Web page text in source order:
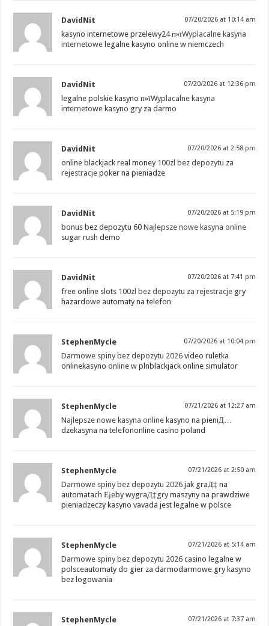
DavidNit 07/20/2026 at 10:14 am
kasyno internetowe przelewy24 п»їWyplacalne kasyna
internetowe legalne kasyno online w niemczech
DavidNit 07/20/2026 at 12:36 pm
legalne polskie kasyno п»їWyplacalne kasyna
internetowe kasyno gry za darmo
DavidNit 07/20/2026 at 2:58 pm
online blackjack real money 100zl bez depozytu za
rejestracje poker na pieniadze
DavidNit 07/20/2026 at 5:19 pm
bonus bez depozytu 60Najlepsze nowe kasyna online
sugar rush demo
DavidNit 07/20/2026 at 7:41 pm
free online slots 100zl bez depozytu za rejestracje gry
hazardowe automaty na telefon
StephenMycle 07/20/2026 at 10:04 pm
Darmowe spiny bez depozytu 2026 video ruletka
onlinekasyno online w plnblackjack online simulator
StephenMycle 07/21/2026 at 12:27 am
Najlepsze nowe kasyna online kasyno na pieniД…
dzekasyna na telefononline casino poland
StephenMycle 07/21/2026 at 2:50 am
Darmowe spiny bez depozytu 2026 jak graД‡ na
automatach Ејeby wygraД‡gry maszyny na prawdziwe
pieniadzeczy kasyno vavada jest legalne w polsce
StephenMycle 07/21/2026 at 5:14 am
Darmowe spiny bez depozytu 2026 casino legalne w
polsceautomaty do gier za darmodarmowe gry kasyno
bez logowania
StephenMycle 07/21/2026 at 7:37 am